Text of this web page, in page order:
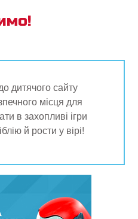
дитячого сайту
місця для
в захопливі ігри
й рости у вірі!